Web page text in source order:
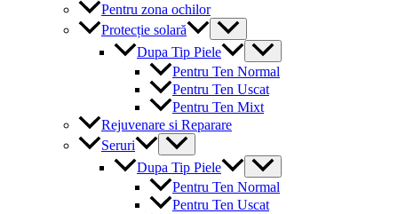
Pentru zona ochilor
Protecție solară
Menu
Toggle
Dupa Tip Piele
Menu
Toggle
Pentru Ten Normal
Pentru Ten Uscat
Pentru Ten Mixt
Rejuvenare si Reparare
Seruri
Menu
Toggle
Dupa Tip Piele
Menu
Toggle
Pentru Ten Normal
Pentru Ten Uscat